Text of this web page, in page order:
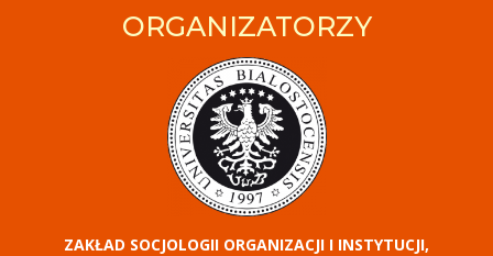
ORGANIZATORZY
ZAKŁAD SOCJOLOGII ORGANIZACJI I INSTYTUCJI,